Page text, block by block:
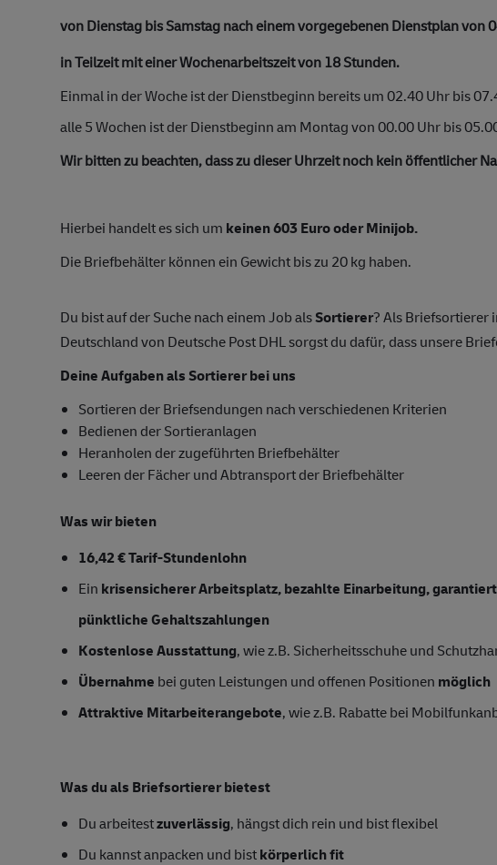
von Dienstag bis Samstag nach einem vorgegebenen Dienstplan von
in Teilzeit mit einer Wochenarbeitszeit von 18 Stunden.
Einmal in der Woche ist der Dienstbeginn bereits um 02.40 Uhr bis
alle 5 Wochen ist der Dienstbeginn am Montag von 00.00 Uhr bis
Wir bitten zu beachten, dass zu dieser Uhrzeit noch kein öffentlicher
Hierbei handelt es sich um keinen 603 Euro oder Minijob.
Die Briefbehälter können ein Gewicht bis zu 20 kg haben.
Du bist auf der Suche nach einem Job alsSortierer? Als Briefsortierer
Deutschland von Deutsche Post DHL sorgst du dafür, dass unsere
Deine Aufgaben als Sortierer bei uns
Sortieren der Briefsendungen nach verschiedenen Kriterien
Bedienen der Sortieranlagen
Heranholen der zugeführten Briefbehälter
Leeren der Fächer und Abtransport der Briefbehälter
Was wir bieten
16,42 € Tarif-Stundenlohn
Ein krisensicherer Arbeitsplatz, bezahlte Einarbeitung,
pünktliche Gehaltszahlungen
Kostenlose Ausstattung, wie z.B. Sicherheitsschuhe und
Übernahme bei guten Leistungen und offenen Positionen möglich
Attraktive Mitarbeiterangebote, wie z.B. Rabatte bei
Was du als Briefsortierer bietest
Du arbeitestzuverlässig, hängst dich rein und bist flexibel
Du kannst anpacken und bistkörperlich fit